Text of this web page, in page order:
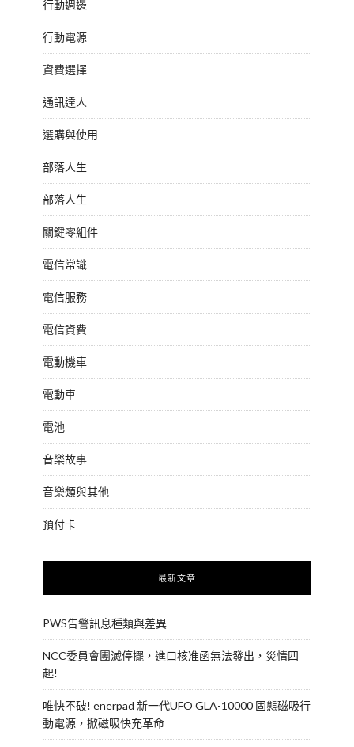
行動週邊
行動電源
資費選擇
通訊達人
選購與使用
部落人生
部落人生
關鍵零組件
電信常識
電信服務
電信資費
電動機車
電動車
電池
音樂故事
音樂類與其他
預付卡
最新文章
PWS告警訊息種類與差異
NCC委員會團滅停擺，進口核准函無法發出，災情四
起!
唯快不破! enerpad 新一代UFO GLA-10000 固態磁吸行
動電源，掀磁吸快充革命